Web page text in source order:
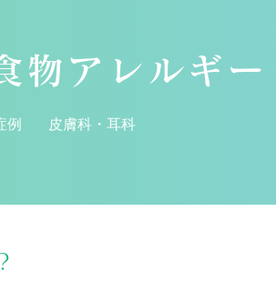
物アレルギー
例 皮膚科・耳科